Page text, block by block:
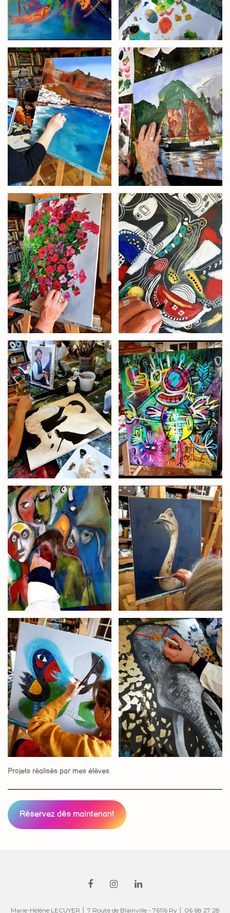
Projets réalisés par mes élèves
Réservez dès maintenant
Marie-Hélène LECUYER │ 7 Route de Blainville - 76116 Ry │ 06 68 27 28